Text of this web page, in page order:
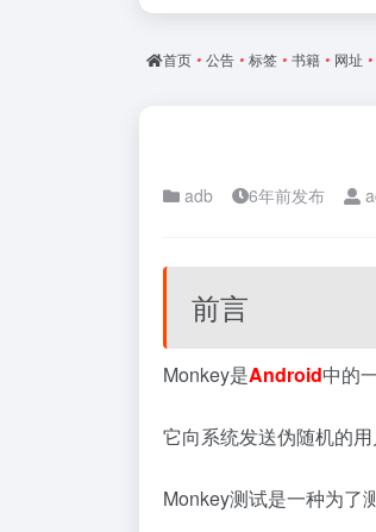
首页 • 公告 • 标签 • 书籍 • 网址 •
adb 6年前发布
前言
Monkey是Android中的
它向系统发送伪随机的
Monkey测试是一种为了